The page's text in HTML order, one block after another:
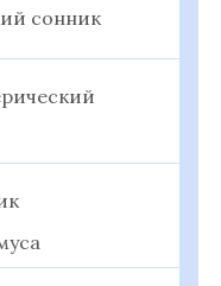
сонник